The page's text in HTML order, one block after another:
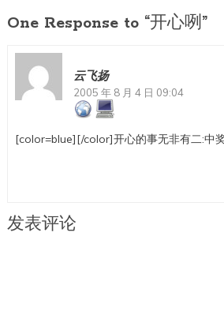
One Response to “开心咧”
云飞扬
2005 年 8 月 4 日 09:04
[color=blue][/color]开心的事无非有二:中
发表评论